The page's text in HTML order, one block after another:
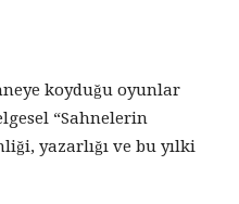
koyduğu oyunlar
“Sahnelerin
yazarlığı ve bu yılki